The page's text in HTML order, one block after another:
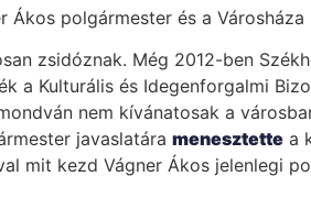
Ákos polgármester és a Városháza
zsidóznak. Még 2012-ben
a Kulturális és Idegenforgalmi
nem kívánatosak a
javaslatára menesztette a
mit kezd Vágner Ákos jelenlegi